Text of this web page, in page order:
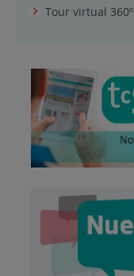
Tour virtual 360º